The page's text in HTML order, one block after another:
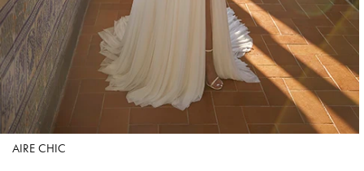
AIRE CHIC